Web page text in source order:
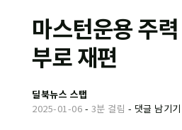
마스턴운용 주
부로 재편
딜북뉴스 스탭
2025-01-06 - 3분 걸림 - 댓글 남기기